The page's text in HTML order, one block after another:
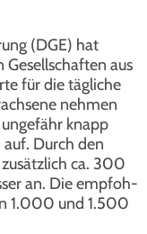
(DGE) hat
aus
für die täg­li­che
neh­men
knapp
auf. Durch den
ca. 300
an. Die emp­foh­
1.000 und 1.500